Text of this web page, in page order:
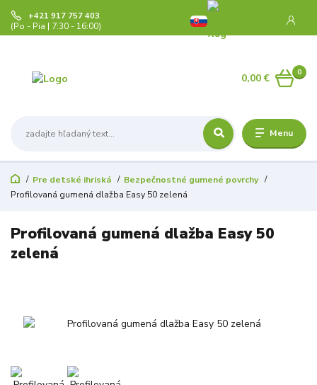
Menu
+421 917 757 403
(Po - Pia | 7:30 - 16:00)
0
0,00 €
Pre detské ihriská
Bezpečnostné gumené povrchy
Profilovaná gumená dlažba Easy 50 zelená
Profilovaná gumená dlažba Easy 50
zelená